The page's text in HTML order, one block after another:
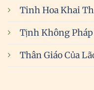
Tinh Hoa Khai
Tịnh Không Pháp
Thân Giáo Của